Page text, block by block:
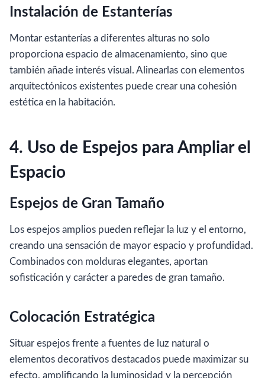
Instalación de Estanterías
Montar estanterías a diferentes alturas no solo
proporciona espacio de almacenamiento, sino que
también añade interés visual. Alinearlas con elementos
arquitectónicos existentes puede crear una cohesión
estética en la habitación.
4. Uso de Espejos para Ampliar el
Espacio
Espejos de Gran Tamaño
Los espejos amplios pueden reflejar la luz y el entorno,
creando una sensación de mayor espacio y profundidad.
Combinados con molduras elegantes, aportan
sofisticación y carácter a paredes de gran tamaño.
Colocación Estratégica
Situar espejos frente a fuentes de luz natural o
elementos decorativos destacados puede maximizar su
efecto, amplificando la luminosidad y la percepción